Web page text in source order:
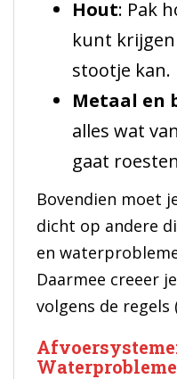
Hout: Pak
kunt
stootje kan.
Metaal en
alles wat
gaat
Bovendien moet
dicht op andere
en
Daarmee creeer
volgens de regels